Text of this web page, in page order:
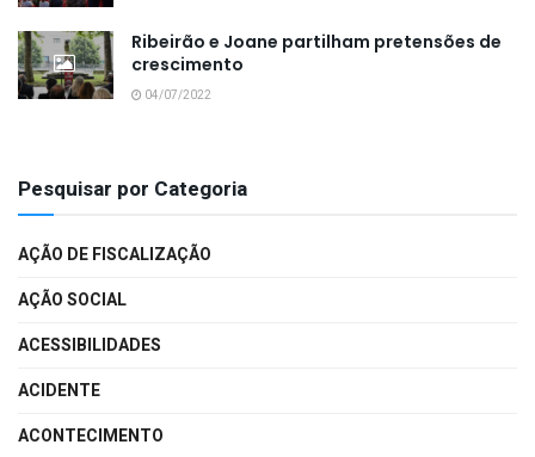
Ribeirão e Joane partilham pretensões de
crescimento
04/07/2022
Pesquisar por Categoria
AÇÃO DE FISCALIZAÇÃO
AÇÃO SOCIAL
ACESSIBILIDADES
ACIDENTE
ACONTECIMENTO